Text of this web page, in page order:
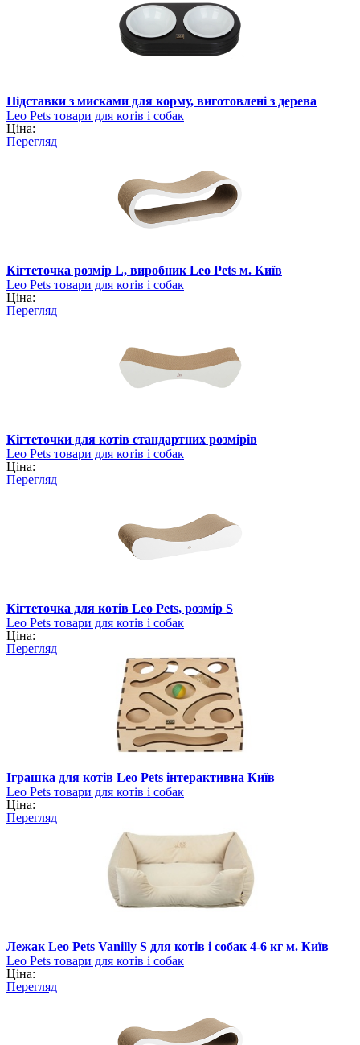
Підставки з мисками для корму, виготовлені з дерева
Leo Pets товари для котів і собак
Ціна:
Перегляд
Кігтеточка розмір L, виробник Leo Pets м. Київ
Leo Pets товари для котів і собак
Ціна:
Перегляд
Кігтеточки для котів стандартних розмірів
Leo Pets товари для котів і собак
Ціна:
Перегляд
Кігтеточка для котів Leo Pets, розмір S
Leo Pets товари для котів і собак
Ціна:
Перегляд
Іграшка для котів Leo Pets інтерактивна Київ
Leo Pets товари для котів і собак
Ціна:
Перегляд
Лежак Leo Pets Vanilly S для котів і собак 4-6 кг м. Київ
Leo Pets товари для котів і собак
Ціна:
Перегляд